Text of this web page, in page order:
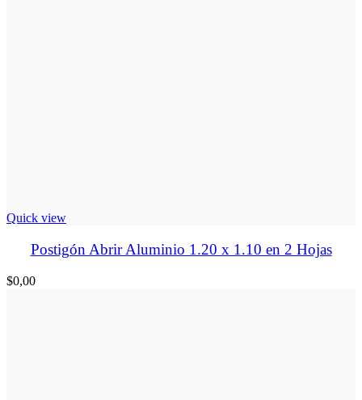
Quick view
Postigón Abrir Aluminio 1.20 x 1.10 en 2 Hojas
$0,00